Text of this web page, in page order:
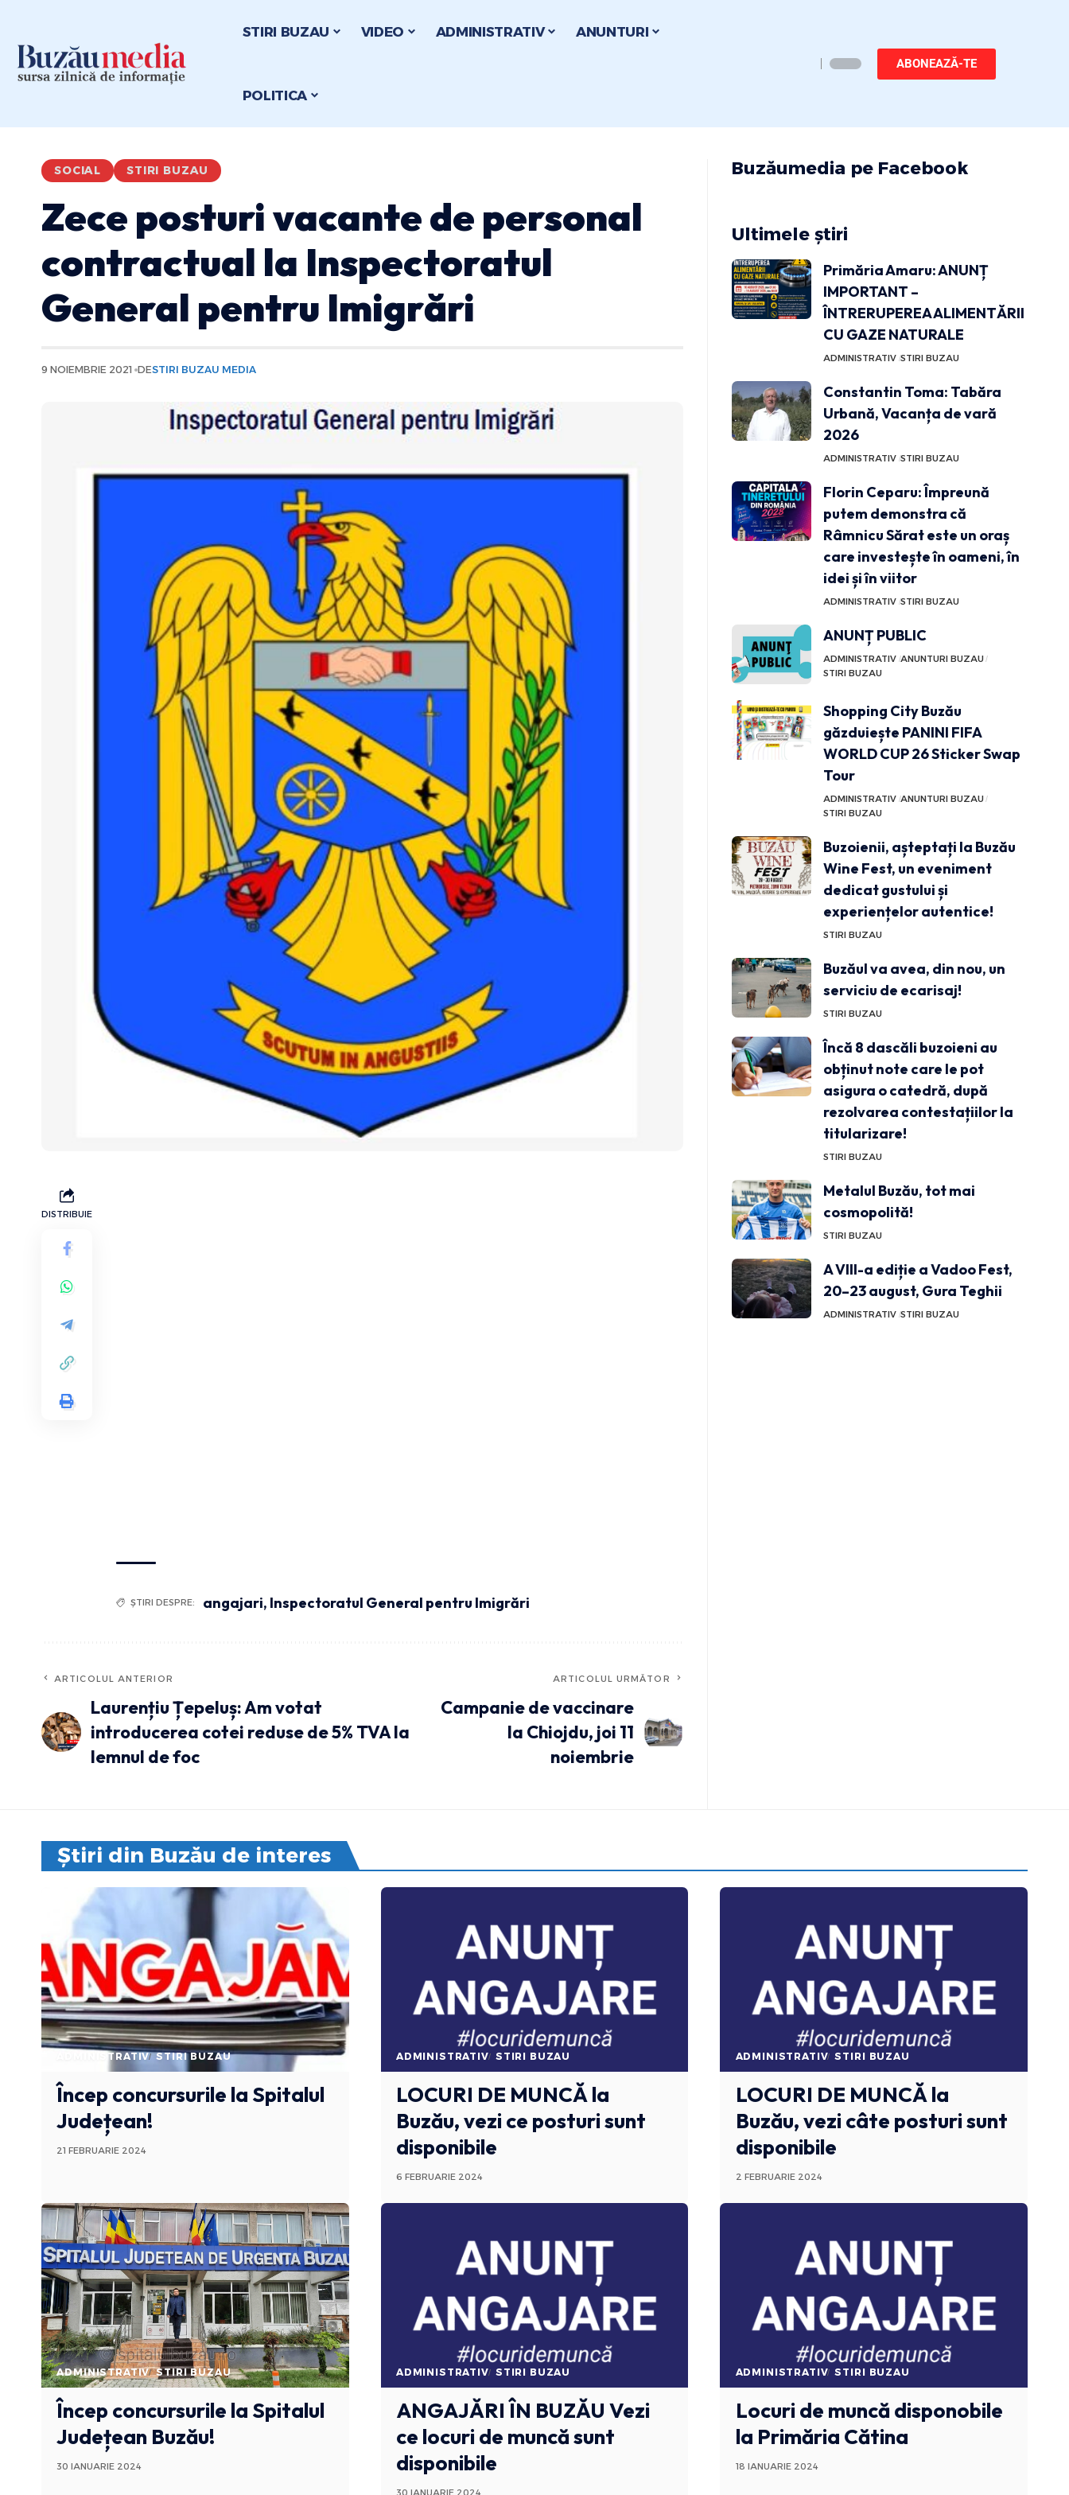
STIRI BUZAU VIDEO ADMINISTRATIV ANUNTURI
POLITICA
ABONEAZĂ-TE
SOCIAL STIRI BUZAU
Zece posturi vacante de personal
contractual la Inspectoratul
General pentru Imigrări
9 NOIEMBRIE 2021 DESTIRI BUZAU MEDIA
DISTRIBUIE
ȘTIRI DESPRE: angajari, Inspectoratul General pentru Imigrări
ARTICOLUL ANTERIOR
Laurențiu Țepeluș: Am votat
introducerea cotei reduse de 5% TVA la
lemnul de foc
ARTICOLUL URMĂTOR
Campanie de vaccinare
la Chiojdu, joi 11
noiembrie
Buzăumedia pe Facebook
Ultimele știri
Primăria Amaru: ANUNȚ
IMPORTANT –
ÎNTRERUPEREA ALIMENTĂRII
CU GAZE NATURALE
ADMINISTRATIV STIRI BUZAU
Constantin Toma: Tabăra
Urbană, Vacanța de vară
2026
ADMINISTRATIV STIRI BUZAU
Florin Ceparu: Împreună
putem demonstra că
Râmnicu Sărat este un oraș
care investește în oameni, în
idei și în viitor
ADMINISTRATIV STIRI BUZAU
ANUNȚ PUBLIC
ADMINISTRATIV ANUNTURI BUZAU
STIRI BUZAU
Shopping City Buzău
găzduiește PANINI FIFA
WORLD CUP 26 Sticker Swap
Tour
ADMINISTRATIV ANUNTURI BUZAU
STIRI BUZAU
Buzoienii, așteptați la Buzău
Wine Fest, un eveniment
dedicat gustului și
experiențelor autentice!
STIRI BUZAU
Buzăul va avea, din nou, un
serviciu de ecarisaj!
STIRI BUZAU
Încă 8 dascăli buzoieni au
obținut note care le pot
asigura o catedră, după
rezolvarea contestațiilor la
titularizare!
STIRI BUZAU
Metalul Buzău, tot mai
cosmopolită!
STIRI BUZAU
A VIII-a ediție a Vadoo Fest,
20–23 august, Gura Teghii
ADMINISTRATIV STIRI BUZAU
Știri din Buzău de interes
ADMINISTRATIV STIRI BUZAU
Încep concursurile la Spitalul
Județean!
21 FEBRUARIE 2024
ADMINISTRATIV STIRI BUZAU
LOCURI DE MUNCĂla
Buzău, vezi ce posturi sunt
disponibile
6 FEBRUARIE 2024
ADMINISTRATIV STIRI BUZAU
LOCURI DE MUNCĂla
Buzău, vezi câte posturi sunt
disponibile
2 FEBRUARIE 2024
ADMINISTRATIV STIRI BUZAU
Încep concursurile la Spitalul
Județean Buzău!
30 IANUARIE 2024
ADMINISTRATIV STIRI BUZAU
ANGAJĂRI ÎN BUZĂU Vezi
ce locuri de muncă sunt
disponibile
30 IANUARIE 2024
ADMINISTRATIV STIRI BUZAU
Locuri de muncă disponobile
la Primăria Cătina
18 IANUARIE 2024